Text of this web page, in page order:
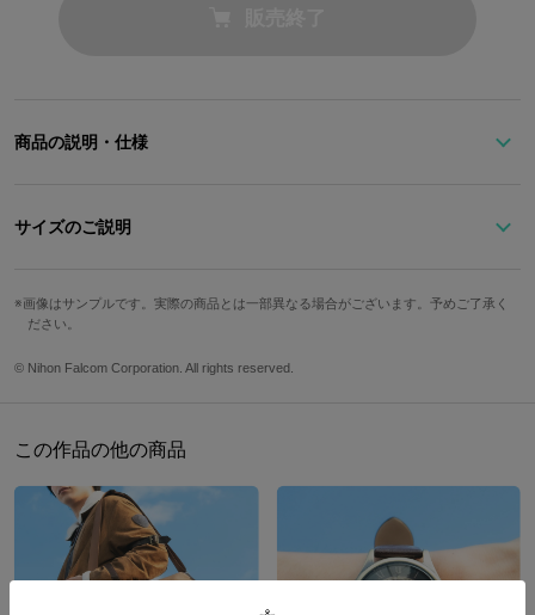
商品の説明・仕様
たバックパック。
ンが基調。
側面には、クロウのバイクナンバー「TKG-72-914」を配置しまし
内装は「ラウディ・スロットル」をイメージし、オリジナルテキス
タイルに落とし込みました。
サイズのご説明
高さ 幅 奥行 重さ
長
サイズガイドページはこちら
画像はサンプルです。実際の商品とは一部異なる場合がございます。予めご了承く
ださい。
© Nihon Falcom Corporation. All rights reserved.
この作品の他の商品